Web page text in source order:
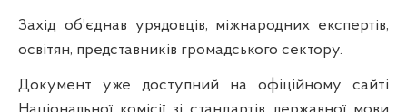
Захід об’єднав урядовців, міжнародних експертів,
освітян, представників громадського сектору.
Документ уже доступний на офіційному сайті